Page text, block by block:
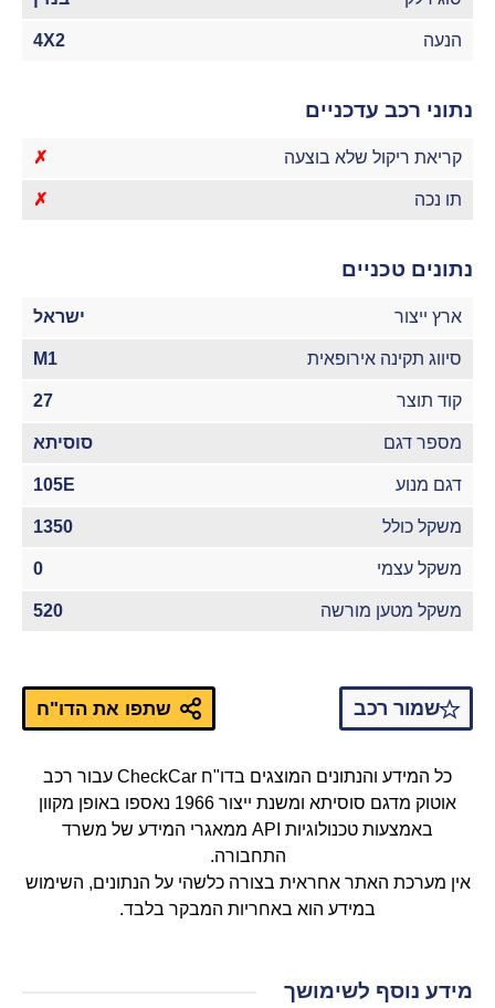
הנעה 4X2
נתוני רכב עדכניים
קריאת ריקול שלא בוצעה ✗
תו נכה ✗
נתונים טכניים
ארץ ייצור ישראל
סיווג תקינה אירופאית M1
קוד תוצר 27
מספר דגם סוסיתא
דגם מנוע 105E
משקל כולל 1350
משקל עצמי 0
משקל מטען מורשה 520
שמור רכב שתפו את הדו"ח
כל המידע והנתונים המוצגים בדו"ח CheckCar עבור רכב
אוטוק מדגם סוסיתא ומשנת ייצור 1966 נאספו באופן מקוון
באמצעות טכנולוגיות API ממאגרי המידע של משרד
התחבורה.
אין מערכת האתר אחראית בצורה כלשהי על הנתונים, השימוש
במידע הוא באחריות המבקר בלבד.
מידע נוסף לשימושך